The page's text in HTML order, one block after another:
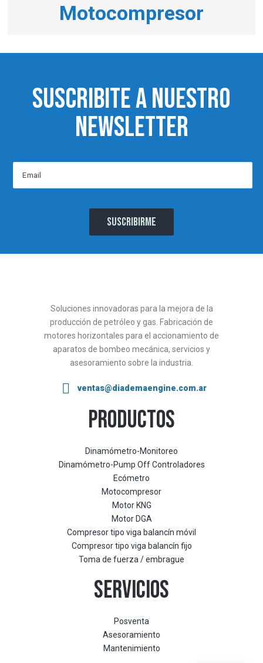
Motocompresor
SUSCRIBITE A NUESTRO
NEWSLETTER
Soluciones innovadoras para la mejora de la
producción de petróleo y gas. Fabricación de
motores horizontales para el accionamiento de
aparatos de bombeo mecánica, servicios y
asesoramiento sobre la industria.
ventas@diademaengine.com.ar
PRODUCTOS
Dinamómetro-Monitoreo
Dinamómetro-Pump Off Controladores
Ecómetro
Motocompresor
Motor KNG
Motor DGA
Compresor tipo viga balancín móvil
Compresor tipo viga balancín fijo
Toma de fuerza / embrague
SERVICIOS
Posventa
Asesoramiento
Mantenimiento